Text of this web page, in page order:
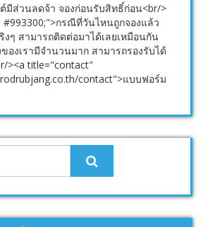
มีส่วนลดจ้า จองก่อนรับสิทธิ์ก่อน<br/>
#993300;">กรณีที่วันไหนถูกจองแล้ว
ๆ สามารถติดต่อมาได้เลยเหมือนกัน
องเรามีจำนวนมาก สามารถรองรับได้
><a title="contact"
contact">แบบฟอร์ม